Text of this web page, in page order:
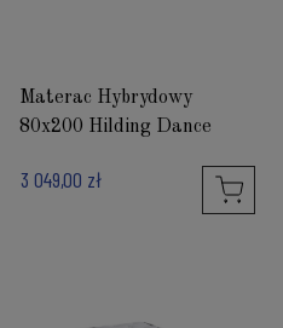
Materac Hybrydowy
80x200 Hilding Dance
3 049,00 zł